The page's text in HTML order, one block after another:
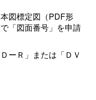
図標定図（PDF形
「図面番号」を申請
ーＲ」または「ＤＶ